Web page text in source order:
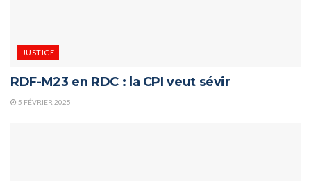
JUSTICE
RDF-M23 en RDC : la CPI veut sévir
5 FÉVRIER 2025